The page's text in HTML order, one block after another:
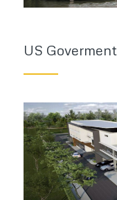
US Goverment